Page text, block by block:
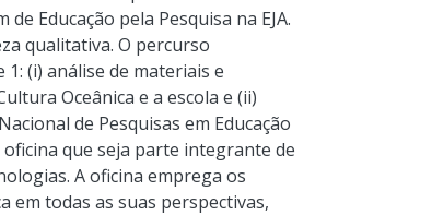
Educação pela Pesquisa na EJA.
qualitativa. O percurso
(i) análise de materiais e
Oceânica e a escola e (ii)
de Pesquisas em Educação
oficina que seja parte integrante de
A oficina emprega os
em todas as suas perspectivas,